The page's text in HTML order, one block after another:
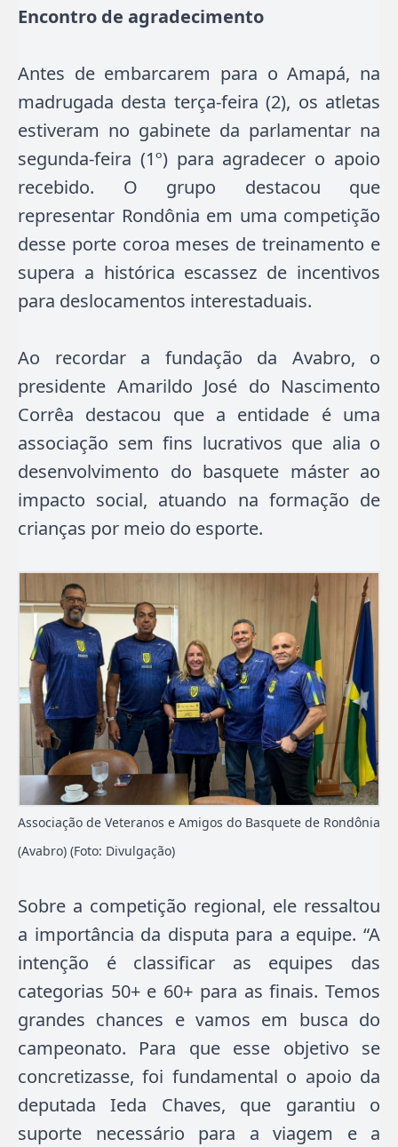
Encontro de agradecimento
Antes de embarcarem para o Amapá, na
madrugada desta terça-feira (2), os atletas
estiveram no gabinete da parlamentar na
segunda-feira (1º) para agradecer o apoio
recebido. O grupo destacou que
representar Rondônia em uma competição
desse porte coroa meses de treinamento e
supera a histórica escassez de incentivos
para deslocamentos interestaduais.
Ao recordar a fundação da Avabro, o
presidente Amarildo José do Nascimento
Corrêa destacou que a entidade é uma
associação sem fins lucrativos que alia o
desenvolvimento do basquete máster ao
impacto social, atuando na formação de
crianças por meio do esporte.
Associação de Veteranos e Amigos do Basquete de Rondônia
(Avabro) (Foto: Divulgação)
Sobre a competição regional, ele ressaltou
a importância da disputa para a equipe. “A
intenção é classificar as equipes das
categorias 50+ e 60+ para as finais. Temos
grandes chances e vamos em busca do
campeonato. Para que esse objetivo se
concretizasse, foi fundamental o apoio da
deputada Ieda Chaves, que garantiu o
suporte necessário para a viagem e a